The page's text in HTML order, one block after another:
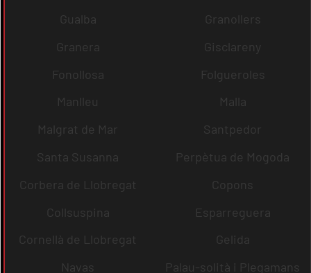
Gualba
Granollers
Granera
Gisclareny
Fonollosa
Folgueroles
Manlleu
Malla
Malgrat de Mar
Santpedor
Santa Susanna
Perpètua de Mogoda
Corbera de Llobregat
Copons
Collsuspina
Esparreguera
Cornellà de Llobregat
Gelida
Navas
Palau-solità i Plegamans